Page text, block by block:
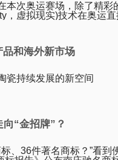
本次奥运赛场，除了精彩
，虚拟现实)技术在奥运
和海外新市场
瓷持续发展的新空间
“金招牌”？
、36件著名商标？”看到